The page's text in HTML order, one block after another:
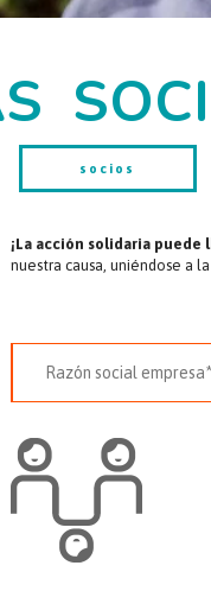
socios
¡La acción solidaria
nuestra causa, uniéndose a la